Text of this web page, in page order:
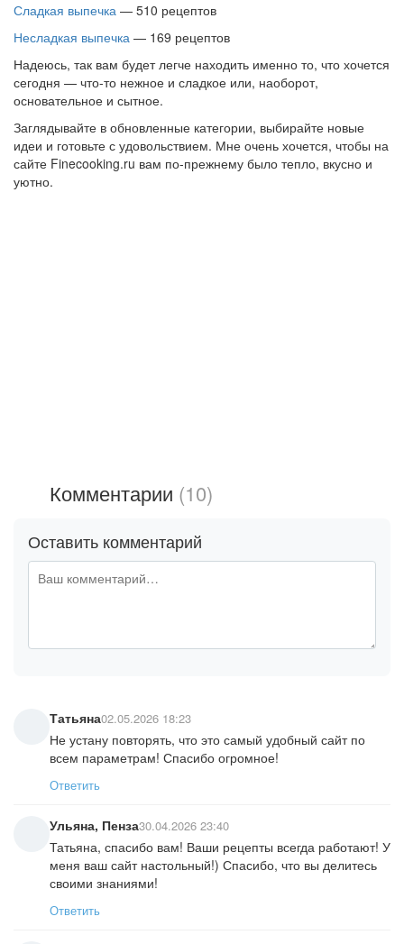
Сладкая выпечка — 510 рецептов
Несладкая выпечка — 169 рецептов
Надеюсь, так вам будет легче находить именно то, что хочется
сегодня — что-то нежное и сладкое или, наоборот,
основательное и сытное.
Заглядывайте в обновленные категории, выбирайте новые
идеи и готовьте с удовольствием. Мне очень хочется, чтобы на
сайте Finecooking.ru вам по-прежнему было тепло, вкусно и
уютно.
Комментарии (10)
Оставить комментарий
Татьяна02.05.2026 18:23
Не устану повторять, что это самый удобный сайт по
всем параметрам! Спасибо огромное!
Ответить
Ульяна, Пенза30.04.2026 23:40
Татьяна, спасибо вам! Ваши рецепты всегда работают! У
меня ваш сайт настольный!) Спасибо, что вы делитесь
своими знаниями!
Ответить